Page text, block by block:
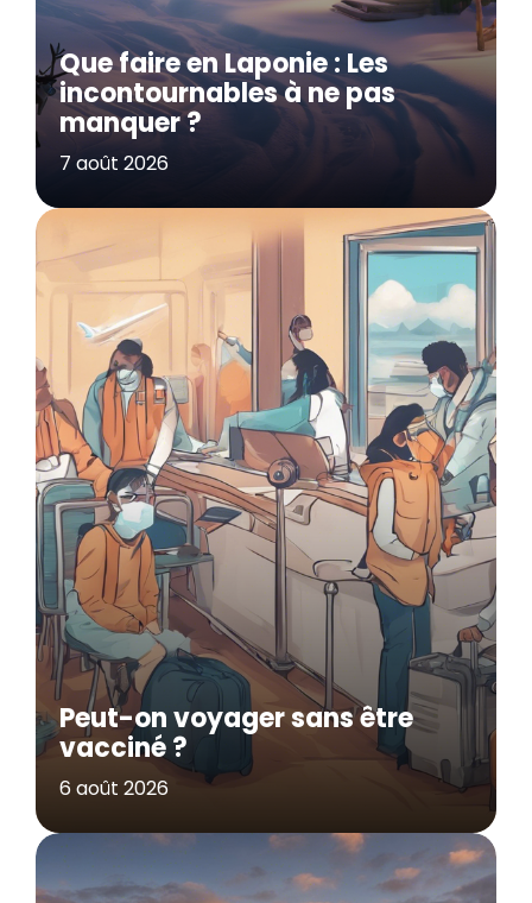
Que faire en Laponie : Les
incontournables à ne pas
manquer ?
7 août 2026
Peut-on voyager sans être
vacciné ?
6 août 2026